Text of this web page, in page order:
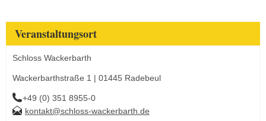
Veranstaltungsort
Schloss Wackerbarth
Wackerbarthstraße 1 | 01445 Radebeul
+49 (0) 351 8955-0
kontakt@schloss-wackerbarth.de